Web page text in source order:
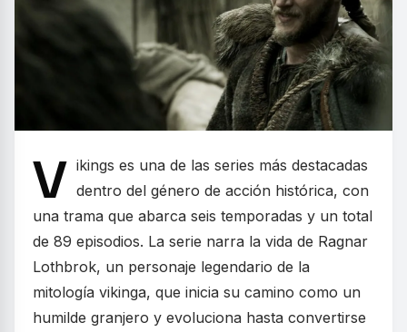
V ikings es una de las series más destacadas
dentro del género de acción histórica, con
una trama que abarca seis temporadas y un total
de 89 episodios. La serie narra la vida de Ragnar
Lothbrok, un personaje legendario de la
mitología vikinga, que inicia su camino como un
humilde granjero y evoluciona hasta convertirse